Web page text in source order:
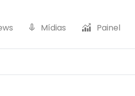
Mídias Painel